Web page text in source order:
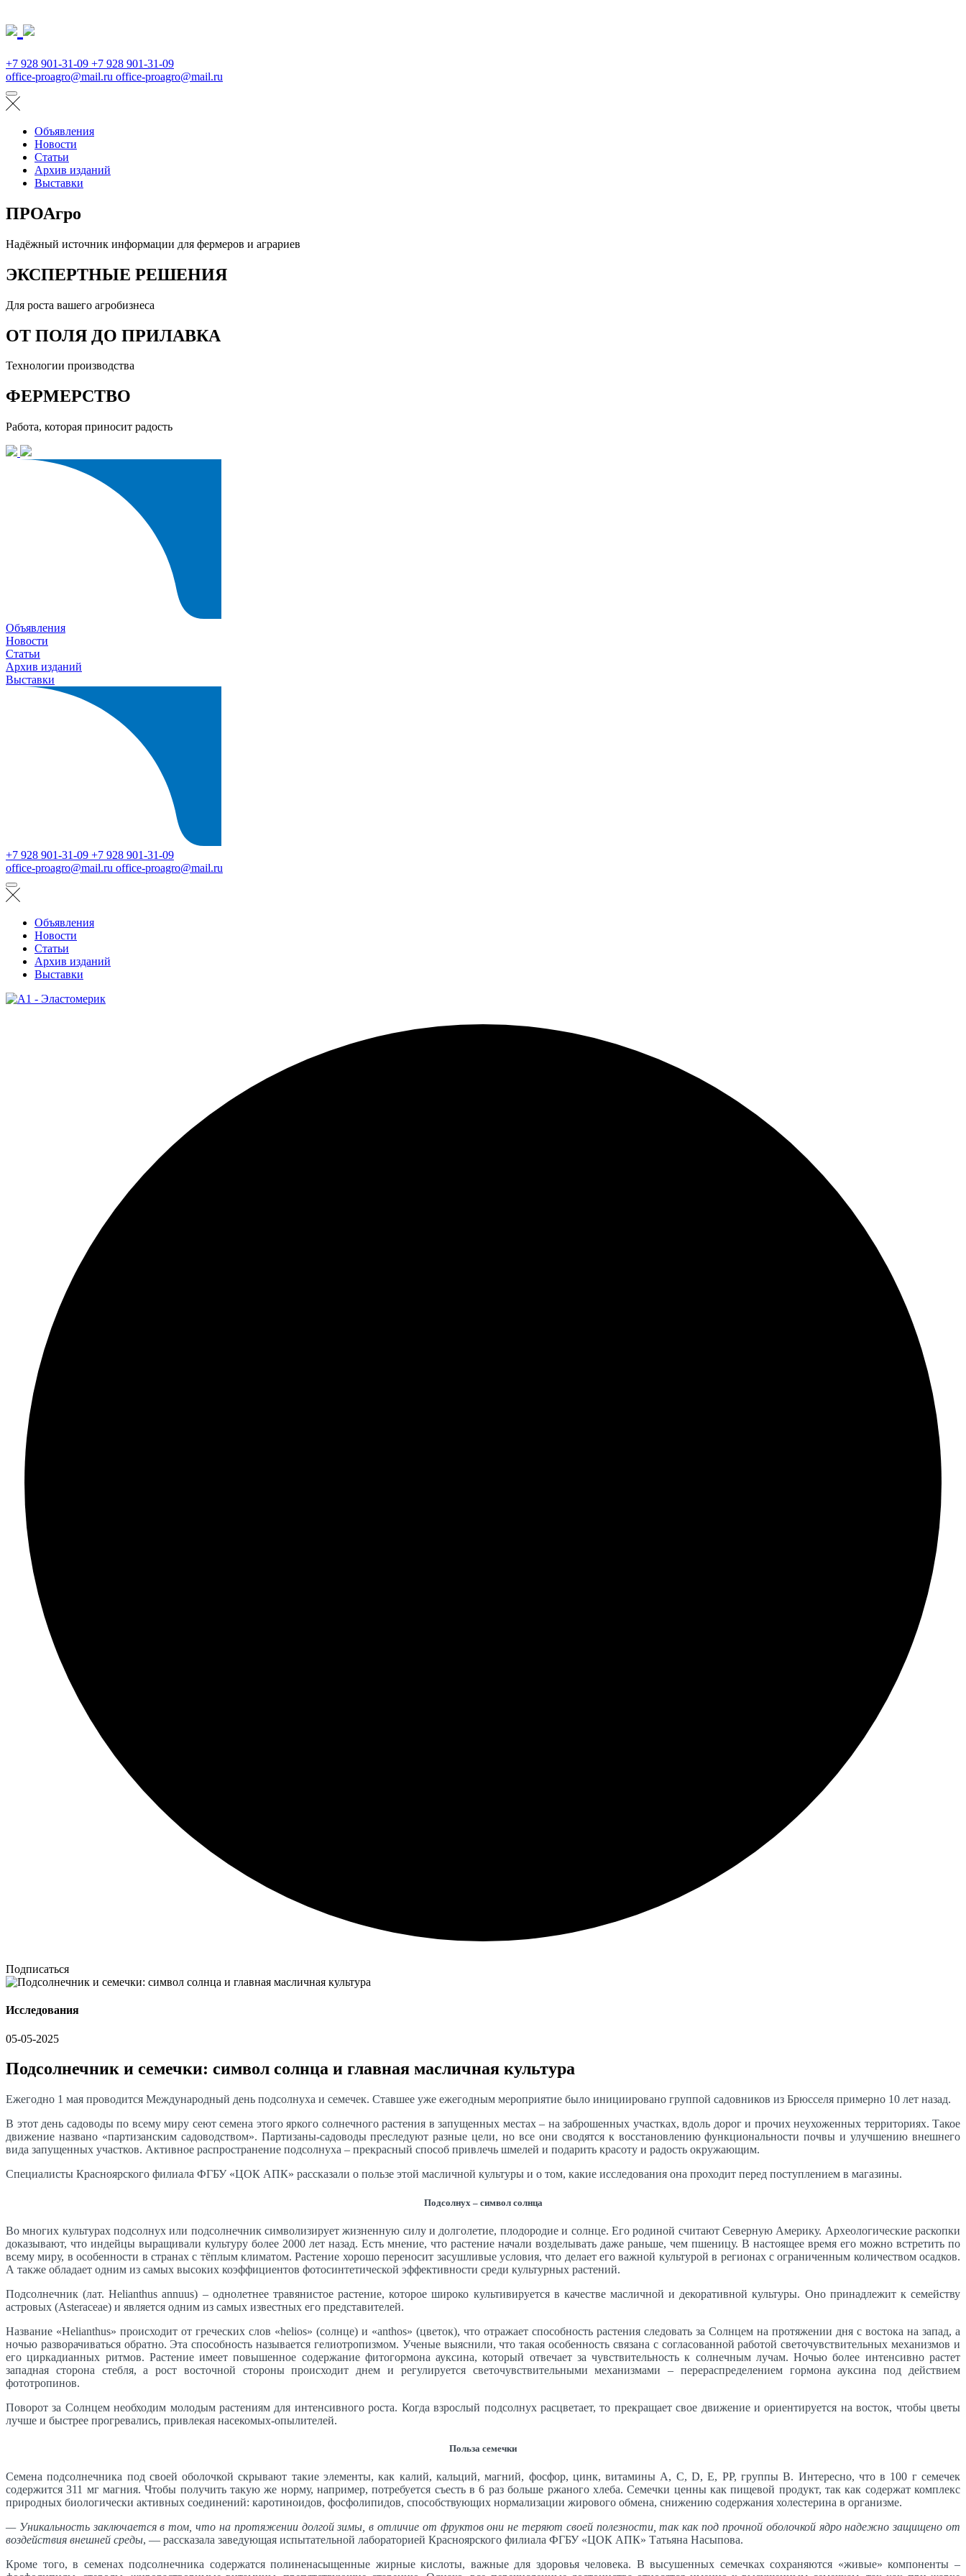
+7 928 901-31-09 +7 928 901-31-09
office-proagro@mail.ru office-proagro@mail.ru
Объявления
Новости
Статьи
Архив изданий
Выставки
ПРОАгро
Надёжный источник информации для фермеров и аграриев
ЭКСПЕРТНЫЕ РЕШЕНИЯ
Для роста вашего агробизнеса
ОТ ПОЛЯ ДО ПРИЛАВКА
Технологии производства
ФЕРМЕРСТВО
Работа, которая приносит радость
Объявления
Новости
Статьи
Архив изданий
Выставки
+7 928 901-31-09 +7 928 901-31-09
office-proagro@mail.ru office-proagro@mail.ru
Объявления
Новости
Статьи
Архив изданий
Выставки
Подписаться
Исследования
05-05-2025
Подсолнечник и семечки: символ солнца и главная масличная культура
Ежегодно 1 мая проводится Международный день подсолнуха и семечек. Ставшее уже ежегодным мероприятие было инициировано группой садовников из Брюсселя примерно 10 лет назад.
В этот день садоводы по всему миру сеют семена этого яркого солнечного растения в запущенных местах – на заброшенных участках, вдоль дорог и прочих неухоженных территориях. Такое
движение названо «партизанским садоводством». Партизаны-садоводы преследуют разные цели, но все они сводятся к восстановлению функциональности почвы и улучшению внешнего
вида запущенных участков. Активное распространение подсолнуха – прекрасный способ привлечь шмелей и подарить красоту и радость окружающим.
Специалисты Красноярского филиала ФГБУ «ЦОК АПК» рассказали о пользе этой масличной культуры и о том, какие исследования она проходит перед поступлением в магазины.
Подсолнух – символ солнца
Во многих культурах подсолнух или подсолнечник символизирует жизненную силу и долголетие, плодородие и солнце. Его родиной считают Северную Америку. Археологические раскопки
доказывают, что индейцы выращивали культуру более 2000 лет назад. Есть мнение, что растение начали возделывать даже раньше, чем пшеницу. В настоящее время его можно встретить по
всему миру, в особенности в странах с тёплым климатом. Растение хорошо переносит засушливые условия, что делает его важной культурой в регионах с ограниченным количеством осадков.
А также обладает одним из самых высоких коэффициентов фотосинтетической эффективности среди культурных растений.
Подсолнечник (лат. Helianthus annuus) – однолетнее травянистое растение, которое широко культивируется в качестве масличной и декоративной культуры. Оно принадлежит к семейству
астровых (Asteraceae) и является одним из самых известных его представителей.
Название «Helianthus» происходит от греческих слов «helios» (солнце) и «anthos» (цветок), что отражает способность растения следовать за Солнцем на протяжении дня с востока на запад, а
ночью разворачиваться обратно. Эта способность называется гелиотропизмом. Ученые выяснили, что такая особенность связана с согласованной работой светочувствительных механизмов и
его циркадианных ритмов. Растение имеет повышенное содержание фитогормона ауксина, который отвечает за чувствительность к солнечным лучам. Ночью более интенсивно растет
западная сторона стебля, а рост восточной стороны происходит днем и регулируется светочувствительными механизмами – перераспределением гормона ауксина под действием
фототропинов.
Поворот за Солнцем необходим молодым растениям для интенсивного роста. Когда взрослый подсолнух расцветает, то прекращает свое движение и ориентируется на восток, чтобы цветы
лучше и быстрее прогревались, привлекая насекомых-опылителей.
Польза семечки
Семена подсолнечника под своей оболочкой скрывают такие элементы, как калий, кальций, магний, фосфор, цинк, витамины А, С, D, Е, PP, группы В. Интересно, что в 100 г семечек
содержится 311 мг магния. Чтобы получить такую же норму, например, потребуется съесть в 6 раз больше ржаного хлеба. Семечки ценны как пищевой продукт, так как содержат комплекс
природных биологически активных соединений: каротиноидов, фосфолипидов, способствующих нормализации жирового обмена, снижению содержания холестерина в организме.
— Уникальность заключается в том, что на протяжении долгой зимы, в отличие от фруктов они не теряют своей полезности, так как под прочной оболочкой ядро надежно защищено от
воздействия внешней среды, — рассказала заведующая испытательной лабораторией Красноярского филиала ФГБУ «ЦОК АПК» Татьяна Насыпова.
Кроме того, в семенах подсолнечника содержатся полиненасыщенные жирные кислоты, важные для здоровья человека. В высушенных семечках сохраняются «живые» компоненты –